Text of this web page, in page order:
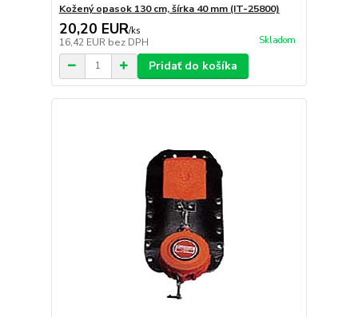
Kožený opasok 130 cm, šírka 40 mm (IT-25800)
20,20 EUR/ks
16,42 EUR bez DPH Skladom
Pridať do košíka